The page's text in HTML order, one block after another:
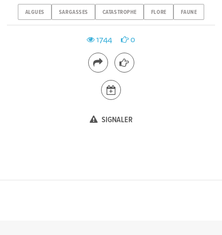
ALGUES SARGASSES CATASTROPHE FLORE FAUNE
1744 0
SIGNALER